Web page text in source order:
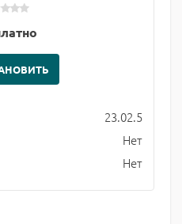
23.02.5
Нет
Нет